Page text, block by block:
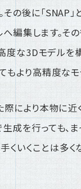
の後に「SNAP
編集します。そ
高度な3Dモデル
もより高精度な
により本物に近
成を行っても、
いくことは多く